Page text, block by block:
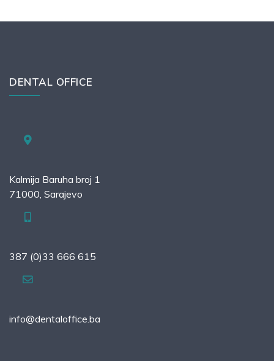
DENTAL OFFICE
Kalmija Baruha broj 1
71000, Sarajevo
387 (0)33 666 615
info@dentaloffice.ba